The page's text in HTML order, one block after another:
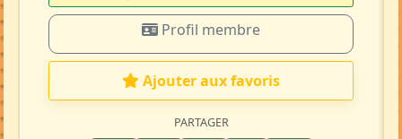
Profil membre
Ajouter aux favoris
PARTAGER